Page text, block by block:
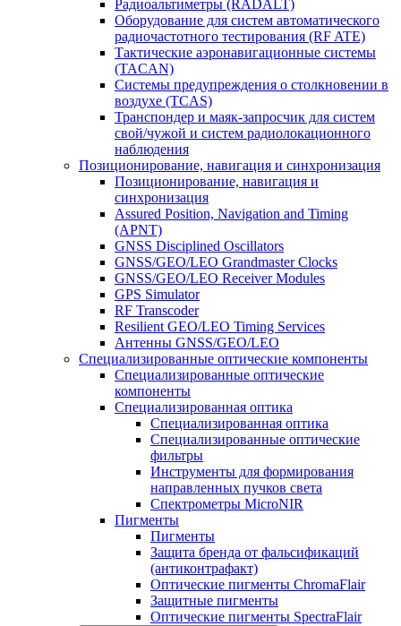
Радиоальтиметры (RADALT)
Оборудование для систем автоматического
радиочастотного тестирования (RF ATE)
Тактические аэронавигационные системы
(TACAN)
Системы предупреждения о столкновении в
воздухе (TCAS)
Транспондер и маяк-запросчик для систем
свой/чужой и систем радиолокационного
наблюдения
Позиционирование, навигация и синхронизация
Позиционирование, навигация и
синхронизация
Assured Position, Navigation and Timing
(APNT)
GNSS Disciplined Oscillators
GNSS/GEO/LEO Grandmaster Clocks
GNSS/GEO/LEO Receiver Modules
GPS Simulator
RF Transcoder
Resilient GEO/LEO Timing Services
Антенны GNSS/GEO/LEO
Специализированные оптические компоненты
Специализированные оптические
компоненты
Специализированная оптика
Специализированная оптика
Специализированные оптические
фильтры
Инструменты для формирования
направленных пучков света
Спектрометры MicroNIR
Пигменты
Пигменты
Защита бренда от фальсификаций
(антиконтрафакт)
Оптические пигменты ChromaFlair
Защитные пигменты
Оптические пигменты SpectraFlair